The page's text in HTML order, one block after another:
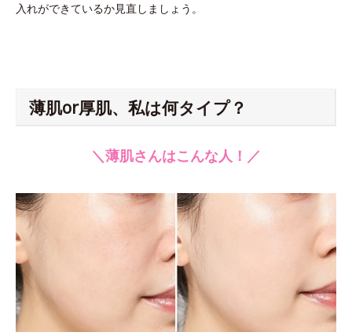
入れができているか見直しましょう。
薄肌or厚肌、私は何タイプ？
＼薄肌さんはこんな人！／